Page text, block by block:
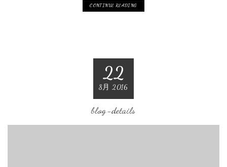
CONTINUE READING
22
8月 2016
blog-details